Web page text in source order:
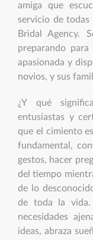
amiga que
servicio de todas
Bridal Agency.
preparando
apasionada y
novios, y sus
¿Y qué
entusiastas y
que el cimiento
fundamental,
gestos, hacer
del tiempo
de lo
de toda la vida.
necesidades
ideas, abraza